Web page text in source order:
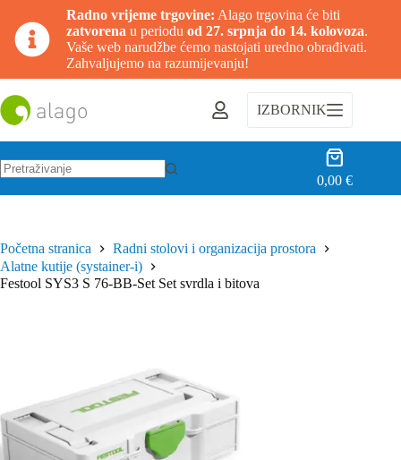
Radno vrijeme trgovine: Alago trgovina će biti
zatvorena u periodu od 27. srpnja do 14. kolovoza.
Vaše web narudžbe ćemo nastojati uredno obrađivati.
Zahvaljujemo na razumijevanju!
na
sadržaj
IZBORNIK
Košarica
0,00€
Početna stranica
Radni stolovi i organizacija prostora
Alatne kutije (systainer-i)
Festool SYS3 S 76-BB-Set Set svrdla i bitova